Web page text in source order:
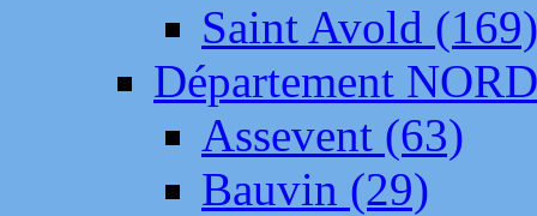
Saint Avold (169)
Département NORD
Assevent (63)
Bauvin (29)